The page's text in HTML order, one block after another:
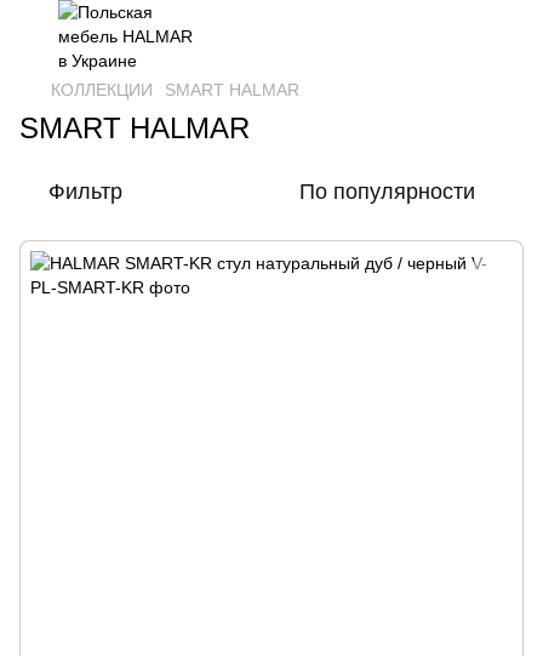
КОЛЛЕКЦИИ SMART HALMAR
SMART HALMAR
Фильтр По популярности